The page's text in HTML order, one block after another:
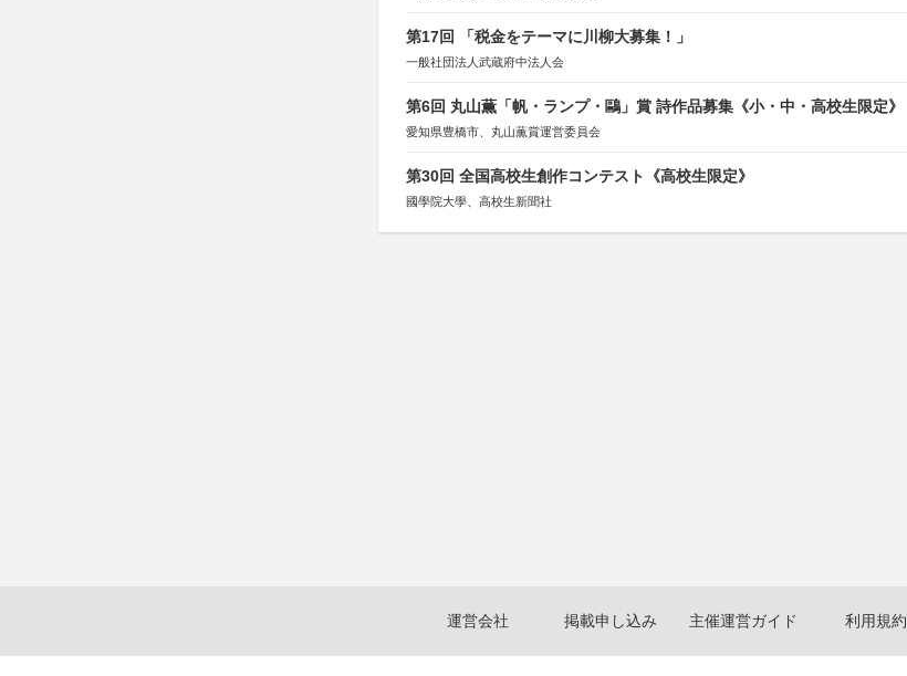
第17回 「税金をテーマに川柳大募集！」
一般社団法人武蔵府中法人会
第6回 丸山薫「帆・ランプ・鷗」賞 詩作品募集《小・中・高校生限定》
愛知県豊橋市、丸山薫賞運営委員会
第30回 全国高校生創作コンテスト《高校生限定》
國學院大學、高校生新聞社
運営会社 掲載申し込み 主催運営ガイド 利用規約